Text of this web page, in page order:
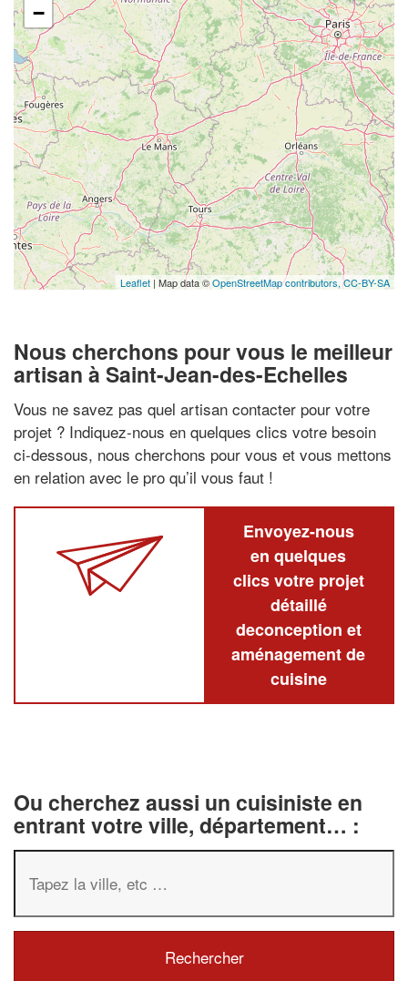
−
Leaflet | Map data ©OpenStreetMap contributors,CC-BY-SA
Nous cherchons pour vous le meilleur
artisan à Saint-Jean-des-Echelles
Vous ne savez pas quel artisan contacter pour votre
projet ? Indiquez-nous en quelques clics votre besoin
ci-dessous, nous cherchons pour vous et vous mettons
en relation avec le pro qu’il vous faut !
Envoyez-nous
en quelques
clics votre projet
détaillé
deconception et
aménagement de
cuisine
Ou cherchez aussi un cuisiniste en
entrant votre ville, département… :